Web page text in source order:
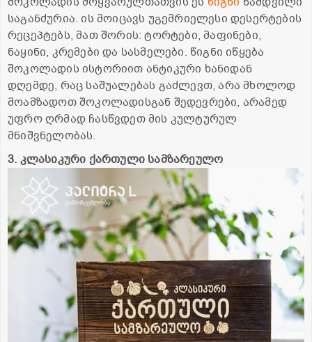
საგანძურია. ის მოიცავს უგემრიელესი დესერტების
რეცეპტებს, მათ შორის: ტორტები, მაფინები,
ნაყინი, კრემები და სასმელები. წიგნი იწყება
შოკოლადის ისტორიით ანტიკური ხანიდან
დღემდე, რაც საშუალებას გაძლევთ, არა მხოლოდ
მოამზადოთ შოკოლადისგან შედევრები, არამედ
უფრო ღრმად ჩასწვდეთ მის კულტურულ
მნიშვნელობას.
3. კლასიკური ქართული სამზარეულო